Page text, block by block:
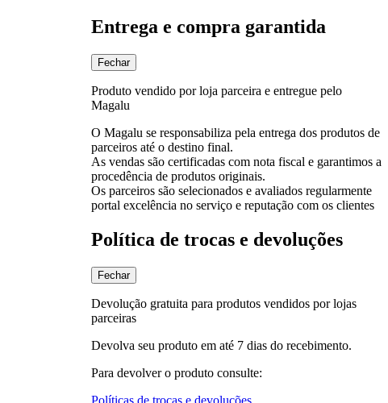
Entrega e compra garantida
Fechar
Produto vendido por loja parceira e entregue pelo
Magalu
O Magalu se responsabiliza pela entrega dos produtos de
parceiros até o destino final.
As vendas são certificadas com nota fiscal e garantimos a
procedência de produtos originais.
Os parceiros são selecionados e avaliados regularmente
portal excelência no serviço e reputação com os clientes
Política de trocas e devoluções
Fechar
Devolução gratuita para produtos vendidos por lojas
parceiras
Devolva seu produto em até 7 dias do recebimento.
Para devolver o produto consulte:
Políticas de trocas e devoluções